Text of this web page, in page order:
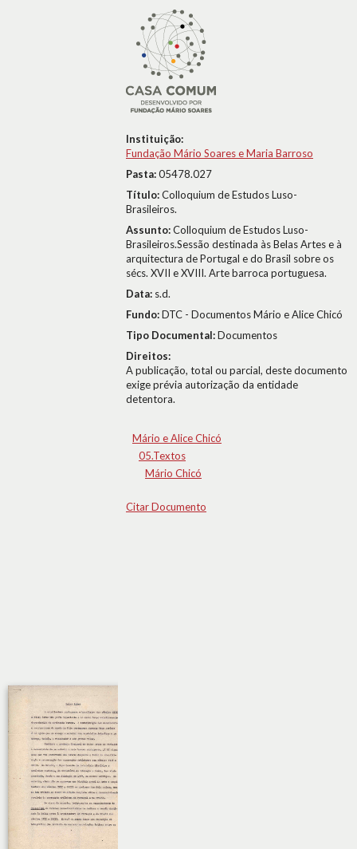
Instituição:
Fundação Mário Soares e Maria Barroso
Pasta:05478.027
Título:Colloquium de Estudos Luso-
Brasileiros.
Assunto:Colloquium de Estudos Luso-
Brasileiros.Sessão destinada às Belas Artes e à
arquitectura de Portugal e do Brasil sobre os
sécs. XVII e XVIII. Arte barroca portuguesa.
Data: s.d.
Fundo:DTC - Documentos Mário e Alice Chicó
Tipo Documental:Documentos
Direitos:
A publicação, total ou parcial, deste documento
exige prévia autorização da entidade
detentora.
Mário e Alice Chicó
05.Textos
Mário Chicó
Citar Documento